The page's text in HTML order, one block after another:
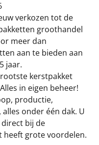
verkozen tot de
groothandel
meer dan
aan te bieden aan
jaar.
kerstpakket
in eigen beheer!
productie,
onder één dak. U
bij de
heeft grote voordelen.